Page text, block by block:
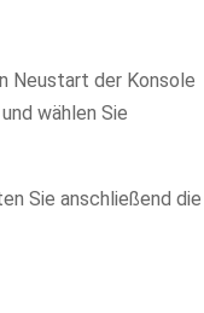
Neustart der Konsole
wählen Sie
Sie anschließend die